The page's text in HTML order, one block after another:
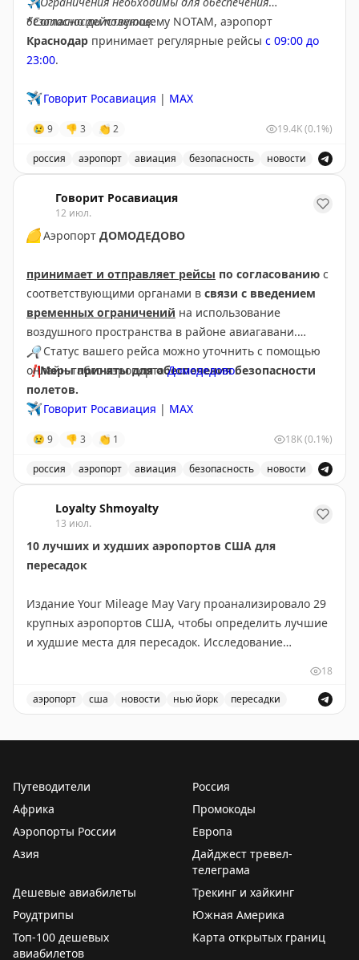
безопасности полетов.
*Согласно действующему NOTAM, аэропорт
Краснодар принимает регулярные рейсы с 09:00 до
23:00.
✈️ Говорит Росавиация | MAX
😢 9 👎 3 👏 2 19.4K(0.1%)
россия аэропорт авиация безопасность новости
Говорит Росавиация
12 июл.
🟡Аэропорт ДОМОДЕДОВО
принимает и отправляет рейсы по согласованию с
соответствующими органами в связи с введением
временных ограничений на использование
воздушного пространства в районе авиагавани.
❗️Меры приняты для обеспечения безопасности
полетов.
🔎Статус вашего рейса можно уточнить с помощью
онлайн-табло аэропортаДомодедово.
✈️ Говорит Росавиация | МАХ
😢 9 👎 3 👏 1 18K(0.1%)
россия аэропорт авиация безопасность новости
Loyalty Shmoyalty
13 июл.
10 лучших и худших аэропортов США для
пересадок
Издание Your Mileage May Vary проанализировало 29
крупных аэропортов США, чтобы определить лучшие
и худшие места для пересадок. Исследование
ТОП-10 для частых летающих: Хьюстон (IAH),
Вашингтон Даллес, Детройт, Сиэтл-Такома,
ТОП-10 для семей: Детройт, Бостон Логан, Хьюстон,
Вашингтон Даллес, Сиэтл-Такома, Солт-Лейк-Сити,
Балтимор-Вашингтон, LaGuardia, Вашингтон Рейган,
Худшие аэропорты: Орландо, Форт-Лодердейл, Чикаго
Мидвей, Чикаго О'Хэр, Ньюарк, Сан-Франциско, Сан-
Диего, Нэшвилл, Атланта и Даллас-Форт-Уэрт. Они
18
аэропорт сша новости нью йорк пересадки
Путеводители
Россия
Африка
Промокоды
Аэропорты России
Европа
Азия
Дайджест тревел-
телеграма
Дешевые авиабилеты
Трекинг и хайкинг
Роудтрипы
Южная Америка
Топ-100 дешевых
авиабилетов
Карта открытых границ